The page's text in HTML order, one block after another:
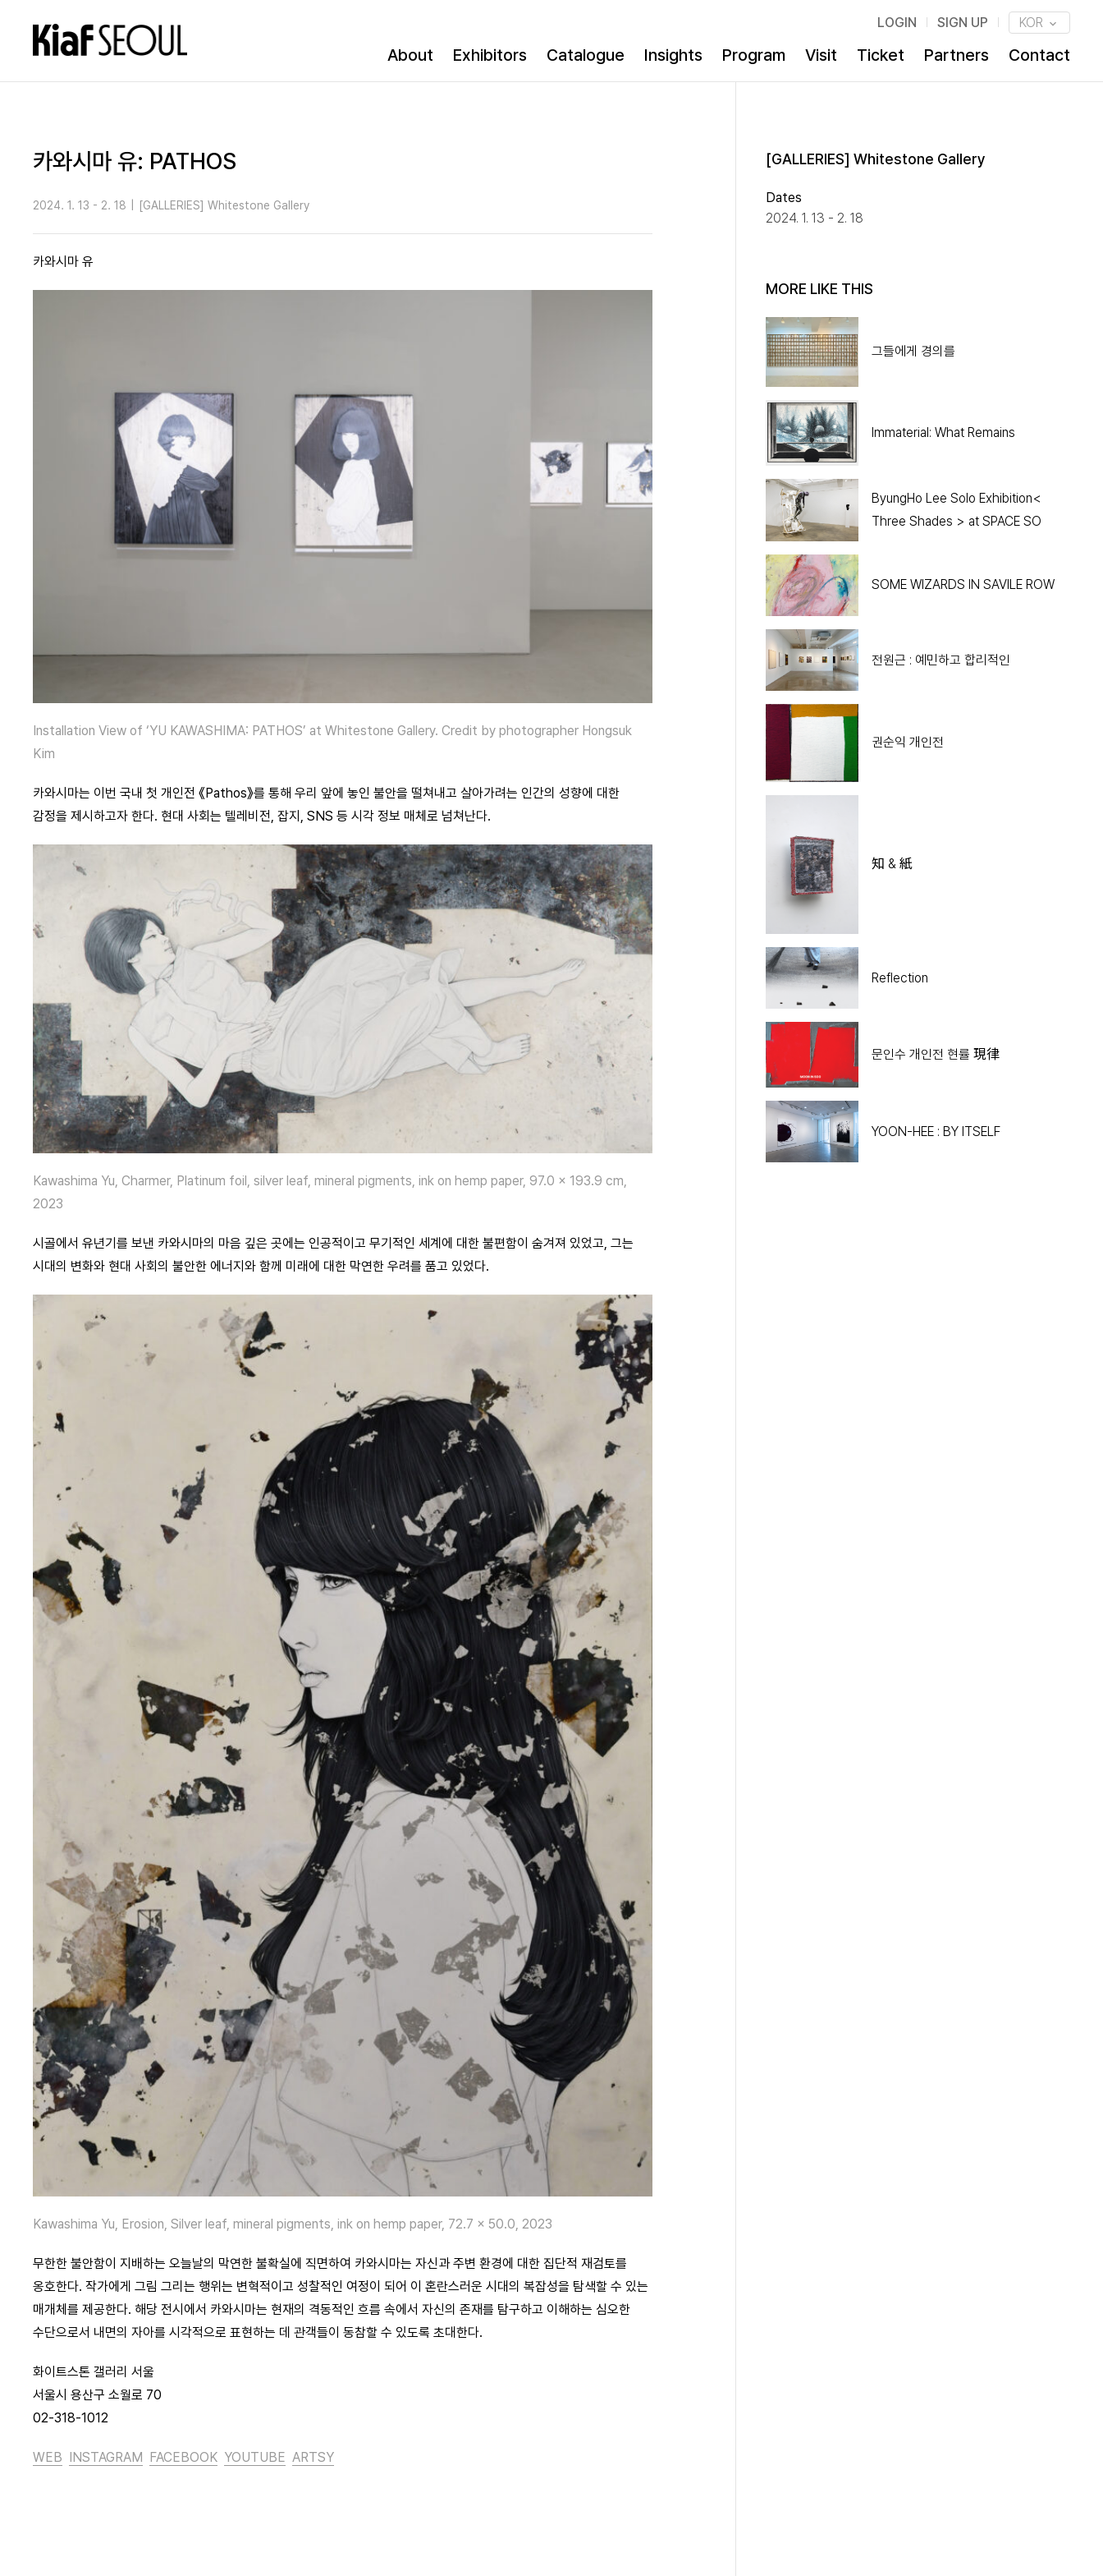
LOGIN SIGN UP KOR
About Exhibitors Catalogue Insights Program Visit Ticket Partners Contact
카와시마 유: PATHOS
2024. 1. 13 - 2. 18 [GALLERIES] Whitestone Gallery
카와시마 유
Installation View of ‘YU KAWASHIMA: PATHOS’ at Whitestone Gallery. Credit by photographer Hongsuk
Kim
카와시마는 이번 국내 첫 개인전 《Pathos》를 통해 우리 앞에 놓인 불안을 떨쳐내고 살아가려는 인간의 성향에 대한
감정을 제시하고자 한다. 현대 사회는 텔레비전, 잡지, SNS 등 시각 정보 매체로 넘쳐난다.
Kawashima Yu, Charmer, Platinum foil, silver leaf, mineral pigments, ink on hemp paper, 97.0 x 193.9 cm,
2023
시골에서 유년기를 보낸 카와시마의 마음 깊은 곳에는 인공적이고 무기적인 세계에 대한 불편함이 숨겨져 있었고, 그는
시대의 변화와 현대 사회의 불안한 에너지와 함께 미래에 대한 막연한 우려를 품고 있었다.
Kawashima Yu, Erosion, Silver leaf, mineral pigments, ink on hemp paper, 72.7 x 50.0, 2023
무한한 불안함이 지배하는 오늘날의 막연한 불확실에 직면하여 카와시마는 자신과 주변 환경에 대한 집단적 재검토를
옹호한다. 작가에게 그림 그리는 행위는 변혁적이고 성찰적인 여정이 되어 이 혼란스러운 시대의 복잡성을 탐색할 수 있는
매개체를 제공한다. 해당 전시에서 카와시마는 현재의 격동적인 흐름 속에서 자신의 존재를 탐구하고 이해하는 심오한
수단으로서 내면의 자아를 시각적으로 표현하는 데 관객들이 동참할 수 있도록 초대한다.
화이트스톤 갤러리 서울
서울시 용산구 소월로 70
02-318-1012
WEB INSTAGRAM FACEBOOK YOUTUBE ARTSY
[GALLERIES] Whitestone Gallery
Dates
2024. 1. 13 - 2. 18
MORE LIKE THIS
그들에게 경의를
Immaterial: What Remains
ByungHo Lee Solo Exhibition<
Three Shades > at SPACE SO
SOME WIZARDS IN SAVILE ROW
전원근 : 예민하고 합리적인
권순익 개인전
知 & 紙
Reflection
문인수 개인전 현률 現律
YOON-HEE : BY ITSELF